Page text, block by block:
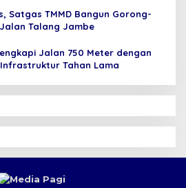
Satgas TMMD Bangun Gorong-
Talang Jambe
Jalan 750 Meter dengan
Tahan Lama